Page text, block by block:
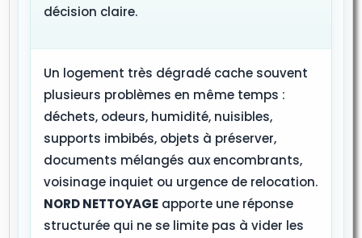
décision claire.
Un logement très dégradé cache souvent
plusieurs problèmes en même temps :
déchets, odeurs, humidité, nuisibles,
supports imbibés, objets à préserver,
documents mélangés aux encombrants,
voisinage inquiet ou urgence de relocation.
NORD NETTOYAGE apporte une réponse
structurée qui ne se limite pas à vider les